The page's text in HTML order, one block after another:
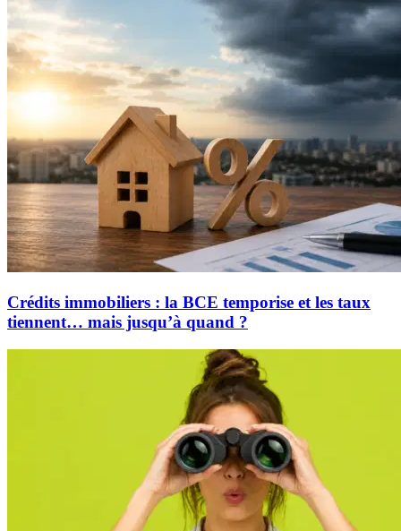
Crédits immobiliers : la BCE temporise et les taux
tiennent… mais jusqu’à quand ?